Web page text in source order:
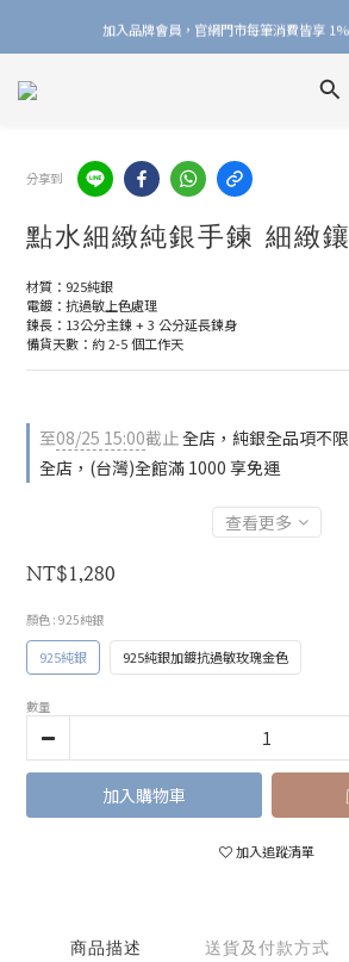
加入品牌會員，官網門市每筆消費皆享 1%
加入品牌會員，官網門市每筆消費皆享 1%
線上線下皆可累積 & 折抵購物金，再送
分享到
點水細緻純銀手鍊 細緻
材質：925純銀
電鍍：抗過敏上色處理
鍊長：13公分主鍊 + 3 公分延長鍊身
備貨天數：約 2-5 個工作天
至08/25 15:00截止全店，純銀全品項不
全店，(台灣)全館滿 1000 享免運
查看更多
NT$1,280
顏色 : 925純銀
925純銀 925純銀加鍍抗過敏玫瑰金色
數量
加入購物車
加入追蹤清單
商品描述 送貨及付款方式